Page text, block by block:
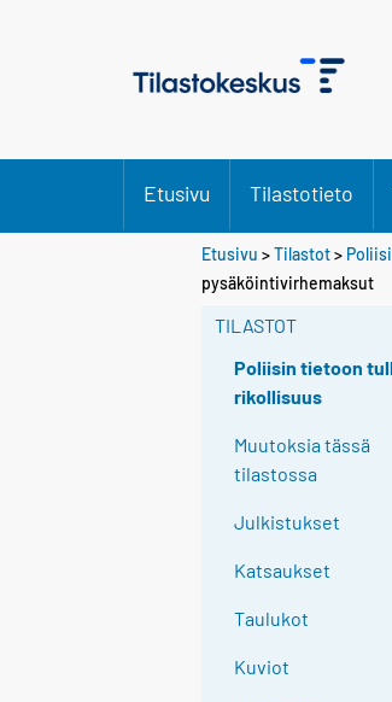
Etusivu Tilastotieto
Etusivu >Tilastot>
pysäköintivirhemaksut
TILASTOT
Poliisin tietoon
rikollisuus
Muutoksia tässä
tilastossa
Julkistukset
Katsaukset
Taulukot
Kuviot